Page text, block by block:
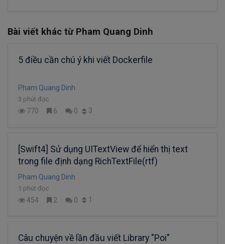
Bài viết khác từ Pham Quang Dinh
5 điều cần chú ý khi viết Dockerfile
Pham Quang Dinh
3 phút đọc
770 6 0 3
[Swift4] Sử dụng UITextView để hiển thị text
trong file định dạng RichTextFile(rtf)
Pham Quang Dinh
1 phút đọc
454 2 0 1
Câu chuyện về lần đầu viết Library "Poi"